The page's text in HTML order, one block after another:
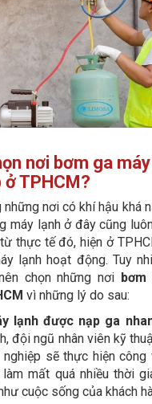
nơi bơm ga
TPHCM?
nơi có khí hậu khá
máy lạnh ở đây cũng
thực tế đó, hiện ở
lạnh hoạt động. Tuy
chọn những nơi bơm
vì những lý do sau:
lạnh được nạp ga
đội ngũ nhân viên kỹ
nghiệp sẽ thực hiện
làm mất quá nhiều thời
cuộc sống của khách